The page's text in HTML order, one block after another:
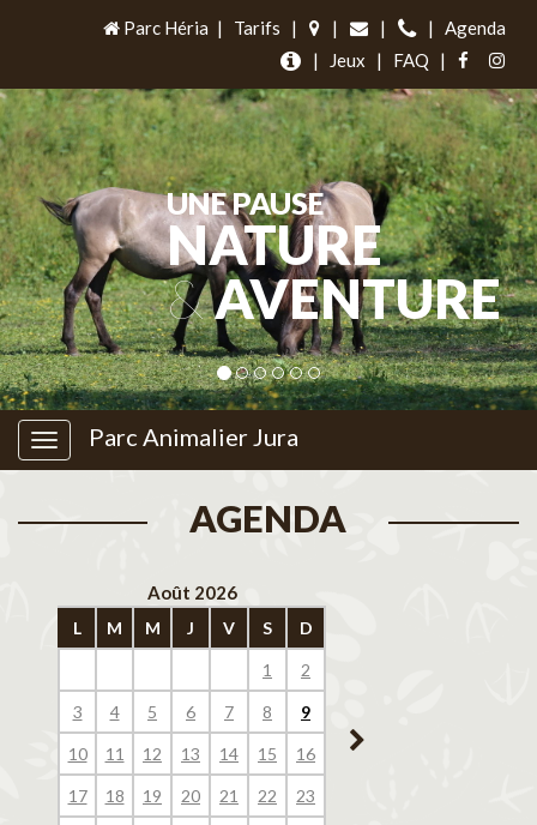
Parc Héria | Tarifs | | | |
Agenda
|
Jeux | FAQ |
UNE PAUSE
NATURE
&AVENTURE
Parc Animalier Jura
AGENDA
Août 2026
L M M J V S D
1 2
3 4 5 6 7 8 9
10 11 12 13 14 15 16
17 18 19 20 21 22 23
14